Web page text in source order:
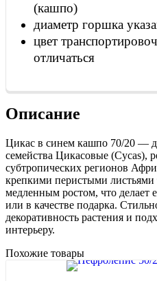
(кашпо)
диаметр горшка
цвет
отличаться
Описание
Цикас в синем кашпо 70/20 —
семейства Цикасовые (Cycas),
субтропических регионов
крепкими перистыми листьями
медленным ростом, что делает
или в качестве подарка.
декоративность растения и
интерьеру.
Похожие товары